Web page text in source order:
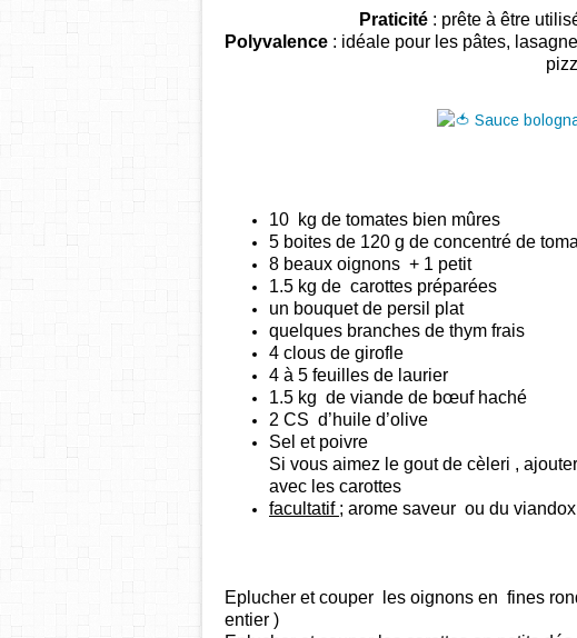
Praticité: prête à être
Polyvalence : idéale pour les pâtes,
10 kg de tomates bien mûres
5 boites de 120 g de concentré de
8 beaux oignons + 1 petit
1.5 kg de carottes préparées
un bouquet de persil plat
quelques branches de thym frais
4 clous de girofle
4 à 5 feuilles de laurier
1.5 kg de viande de bœuf haché
2 CS d’huile d’olive
Sel et poivre
Si vous aimez le gout de cèleri ,
avec les carottes
facultatif ; arome saveur ou du viandox
Eplucher et couper les oignons en fines
entier )